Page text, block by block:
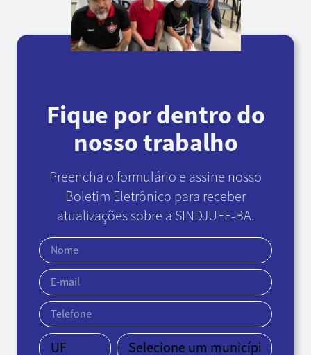
Fique por dentro do
nosso trabalho
Preencha o formulário e assine nosso
Boletim Eletrônico para receber
atualizações sobre a SINDJUFE-BA.